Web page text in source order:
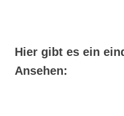
Hier gibt es ein
Ansehen: